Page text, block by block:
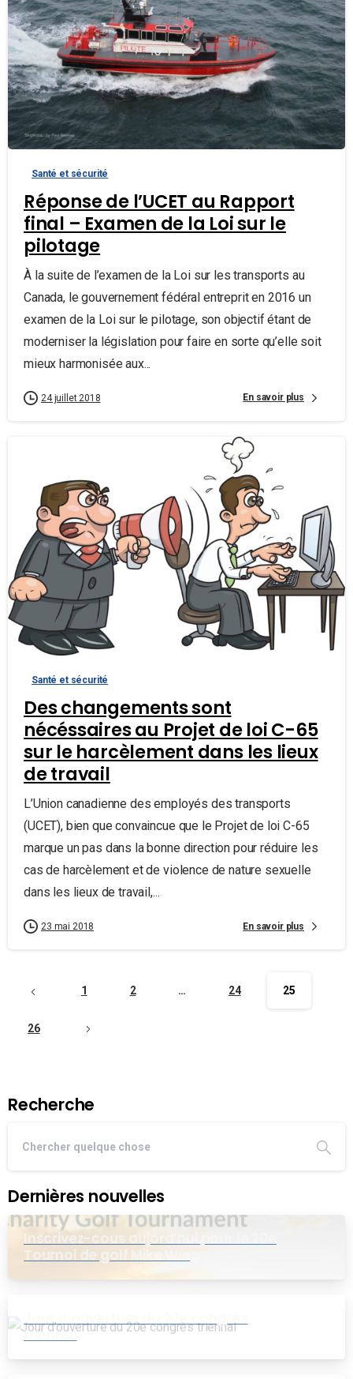
Santé et sécurité
Réponse de l’UCET au Rapport
final – Examen de la Loi sur le
pilotage
À la suite de l’examen de la Loi sur les transports au
Canada, le gouvernement fédéral entreprit en 2016 un
examen de la Loi sur le pilotage, son objectif étant de
moderniser la législation pour faire en sorte qu’elle soit
mieux harmonisée aux...
24 juillet 2018 En savoir plus
Santé et sécurité
Des changements sont
nécéssaires au Projet de loi C-65
sur le harcèlement dans les lieux
de travail
L’Union canadienne des employés des transports
(UCET), bien que convaincue que le Projet de loi C-65
marque un pas dans la bonne direction pour réduire les
cas de harcèlement et de violence de nature sexuelle
dans les lieux de travail,...
23 mai 2018 En savoir plus
1 2 … 24 25
26
Recherche
Dernières nouvelles
Inscrivez-cous aujord’hui pour le 20e
Tournoi de golf Mike Wing
Jour d’ouverture du 20e congrès
triennal